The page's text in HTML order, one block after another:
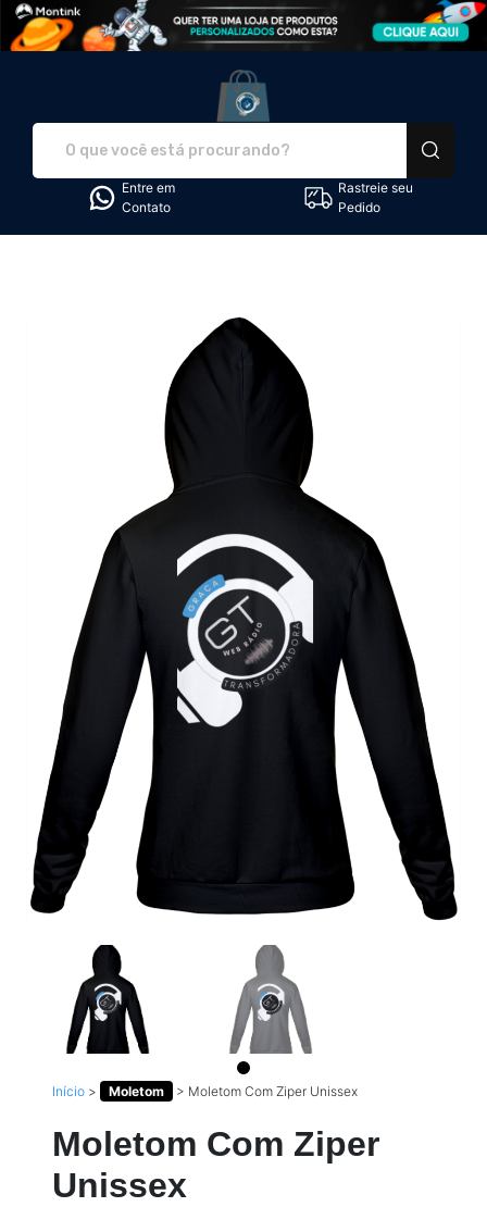
Entre em
Contato
Rastreie seu
Pedido
Início > Moletom > Moletom Com Ziper Unissex
Moletom Com Ziper
Unissex